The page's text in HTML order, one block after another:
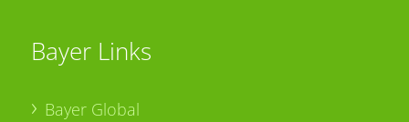
Bayer Links
Bayer Global